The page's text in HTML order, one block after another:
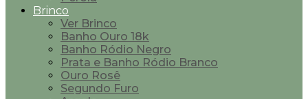
Brinco
Ver Brinco
Banho Ouro 18k
Banho Ródio Negro
Prata e Banho Ródio Branco
Ouro Rosê
Segundo Furo